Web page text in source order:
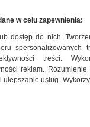
w celu zapewnienia:
dostęp do nich.
spersonalizowanych
treści.
reklam.
usług.